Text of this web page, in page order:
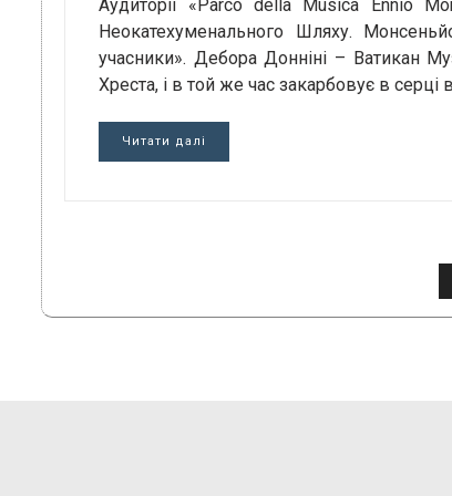
Аудиторії «Parco della Musica Ennio
Неокатехуменального Шляху.
учасники». Дебора Донніні – Ватикан
Хреста, і в той же час закарбовує в серці
Читати далі
ЗАПИСІВ